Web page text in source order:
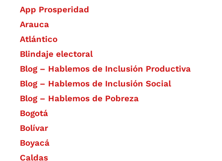
App Prosperidad
Arauca
Atlántico
Blindaje electoral
Blog – Hablemos de Inclusión Productiva
Blog – Hablemos de Inclusión Social
Blog – Hablemos de Pobreza
Bogotá
Bolívar
Boyacá
Caldas